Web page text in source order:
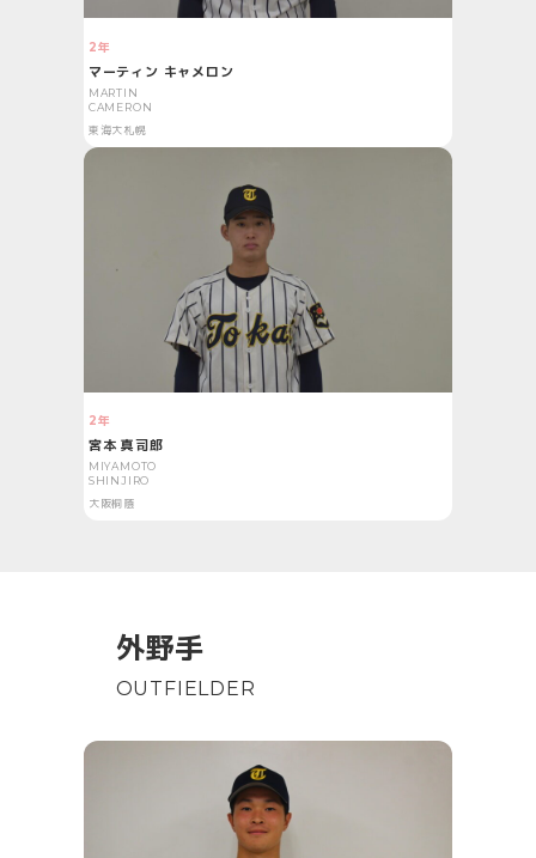
2年
マーティン キャメロン
MARTIN
CAMERON
東海大札幌
2年
宮本 真司郎
MIYAMOTO
SHINJIRO
大阪桐蔭
外野手
OUTFIELDER